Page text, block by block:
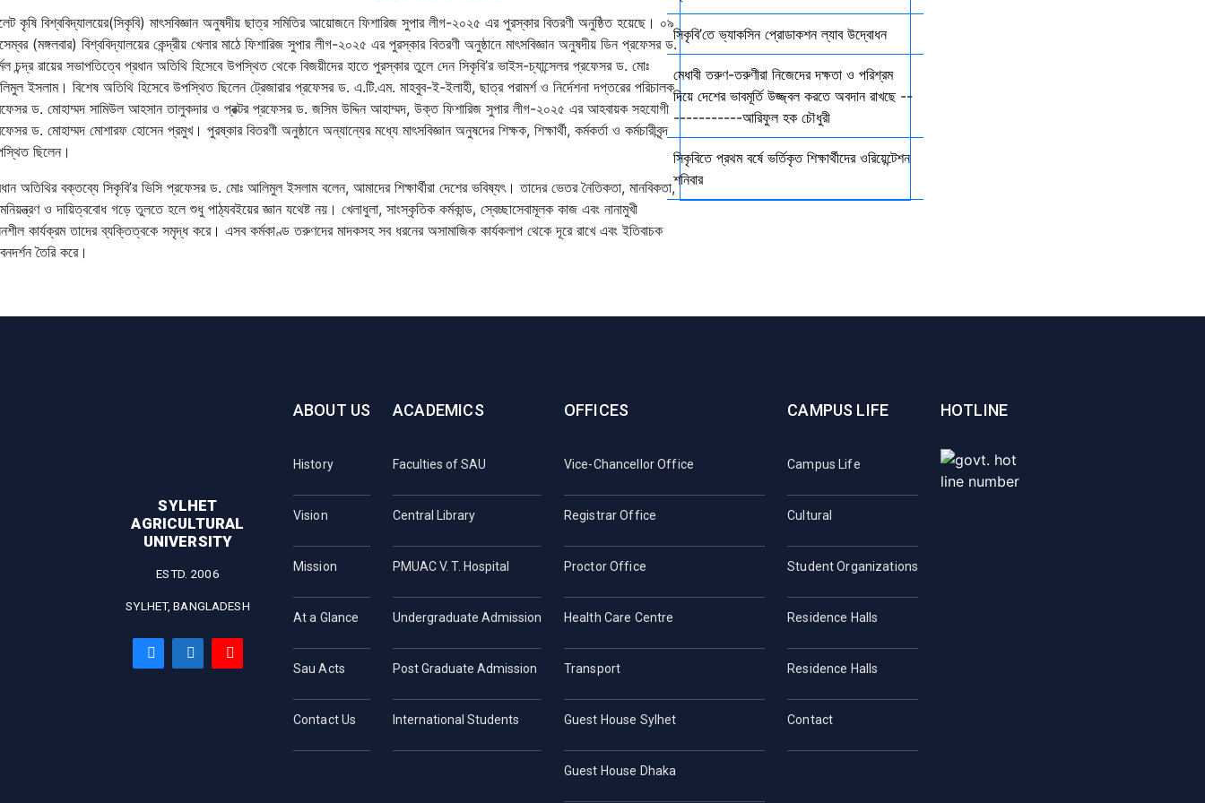
কৃষি বিশ্ববিদ্যালয়ের(সিকৃবি) মাৎসবিজ্ঞান অনুষদীয় ছাত্র সমিতির আয়োজনে ফিশারিজ সুপার লীগ-২০২৫ এর পুরস্কার বিতরণী অনুষ্ঠিত হয়েছে। ০৯
(মঙ্গলবার) বিশ্ববিদ্যালয়ের কেন্দ্রীয় খেলার মাঠে ফিশারিজ সুপার লীগ-২০২৫ এর পুরস্কার বিতরণী অনুষ্ঠানে মাৎসবিজ্ঞান অনুষদীয় ডিন প্রফেসর ড.
চন্দ্র রায়ের সভাপতিত্বে প্রধান অতিথি হিসেবে উপস্থিত থেকে বিজয়ীদের হাতে পুরস্কার তুলে দেন সিকৃবি’র ভাইস-চ্যান্সেলর প্রফেসর ড. মোঃ
ইসলাম। বিশেষ অতিথি হিসেবে উপস্থিত ছিলেন ট্রেজারার প্রফেসর ড. এ.টি.এম. মাহবুব-ই-ইলাহী, ছাত্র পরামর্শ ও নির্দেশনা দপ্তরের পরিচালক
ড. মোহাম্মদ সামিউল আহসান তালুকদার ও প্রক্টর প্রফেসর ড. জসিম উদ্দিন আহাম্মদ, উক্ত ফিশারিজ সুপার লীগ-২০২৫ এর আহবায়ক সহযোগী
ড. মোহাম্মদ মোশারফ হোসেন প্রমুখ। পুরষ্কার বিতরণী অনুষ্ঠানে অন্যান্যের মধ্যে মাৎসবিজ্ঞান অনুষদের শিক্ষক, শিক্ষার্থী, কর্মকর্তা ও কর্মচারীবৃন্দ
ছিলেন।
অতিথির বক্তব্যে সিকৃবি’র ভিসি প্রফেসর ড. মোঃ আলিমুল ইসলাম বলেন, আমাদের শিক্ষার্থীরা দেশের ভবিষ্যৎ। তাদের ভেতর নৈতিকতা, মানবিকতা,
ও দায়িত্ববোধ গড়ে তুলতে হলে শুধু পাঠ্যবইয়ের জ্ঞান যথেষ্ট নয়। খেলাধুলা, সাংস্কৃতিক কর্মকান্ড, স্বেচ্ছাসেবামূলক কাজ এবং নানামুখী
কার্যক্রম তাদের ব্যক্তিত্বকে সমৃদ্ধ করে। এসব কর্মকাণ্ড তরুণদের মাদকসহ সব ধরনের অসামাজিক কার্যকলাপ থেকে দূরে রাখে এবং ইতিবাচক
তৈরি করে।
সিকৃবি’তে ভ্যাকসিন প্রোডাকশন ল্যাব উদ্বোধন
মেধাবী তরুণ-তরুণীরা নিজেদের দক্ষতা ও পরিশ্রম
দিয়ে দেশের ভাবমূর্তি উজ্জ্বল করতে অবদান রাখছে --
-----------আরিফুল হক চৌধুরী
সিকৃবিতে প্রথম বর্ষে ভর্তিকৃত শিক্ষার্থীদের ওরিয়েন্টেশন
শনিবার
SYLHET
AGRICULTURAL
UNIVERSITY
ESTD. 2006
SYLHET, BANGLADESH
ABOUT US
History
Vision
Mission
At a Glance
Sau Acts
Contact Us
ACADEMICS
Faculties of SAU
Central Library
PMUAC V. T. Hospital
Undergraduate Admission
Post Graduate Admission
International Students
OFFICES
Vice-Chancellor Office
Registrar Office
Proctor Office
Health Care Centre
Transport
Guest House Sylhet
Guest House Dhaka
CAMPUS LIFE
Campus Life
Cultural
Student Organizations
Residence Halls
Residence Halls
Contact
HOTLINE